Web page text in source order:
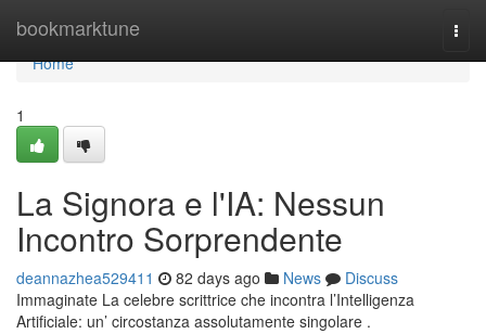
bookmarktune
Home
Home
1
La Signora e l'IA: Nessun
Incontro Sorprendente
deannazhea529411 82 days ago News
Discuss
Immaginate La celebre scrittrice che incontra l’Intelligenza
Artificiale: un’ circostanza assolutamente singolare .